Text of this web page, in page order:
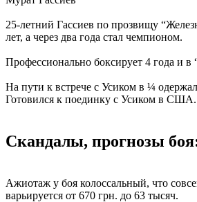
25-летний Гассиев по прозвищу
лет, а через два года стал чемпионом.
Профессионально боксирует 4 года и
На пути к встрече с Усиком в ¼
Готовился к поединку с Усиком в США.
Скандалы, прогнозы
Ажиотаж у боя колоссальный, что
варьируется от 670 грн. до 63 тысяч.